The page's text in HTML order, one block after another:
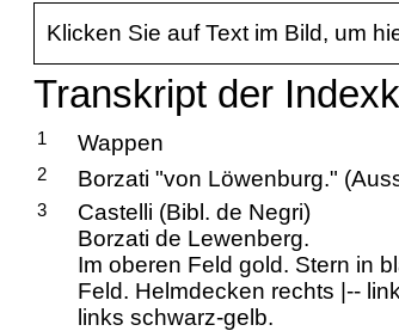
Klicken Sie auf Text im Bild, um
Transkript der
1 Wappen
2 Borzati "von Löwenburg."
3
Castelli (Bibl. de Negri)
Borzati de Lewenberg.
Im oberen Feld gold. Stern in
Feld. Helmdecken rechts |--
links schwarz-gelb.